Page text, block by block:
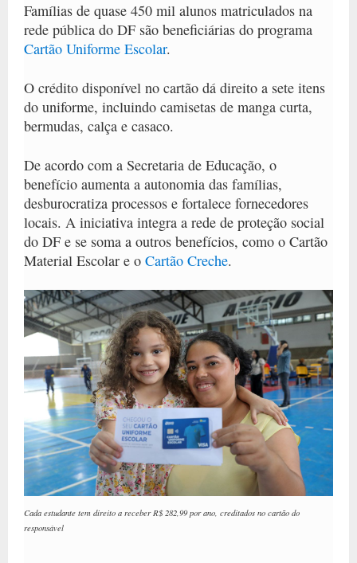
Famílias de quase 450 mil alunos matriculados na
rede pública do DF são beneficiárias do programa
Cartão Uniforme Escolar.
O crédito disponível no cartão dá direito a sete itens
do uniforme, incluindo camisetas de manga curta,
bermudas, calça e casaco.
De acordo com a Secretaria de Educação, o
benefício aumenta a autonomia das famílias,
desburocratiza processos e fortalece fornecedores
locais. A iniciativa integra a rede de proteção social
do DF e se soma a outros benefícios, como o Cartão
Material Escolar e o Cartão Creche.
Cada estudante tem direito a receber R$ 282,99 por ano, creditados no cartão do
responsável